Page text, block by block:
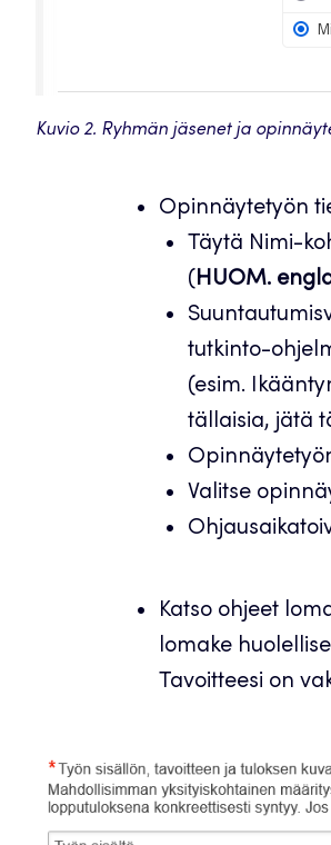
Kuvio 2. Ryhmän jäsenet ja
Opinnäytetyön
Täytä Nimi-
( HUOM.
tutkinto-
(esim.
tällaisia, jätä
Valitse
Katso ohjeet
lomake
Tavoitteesi on